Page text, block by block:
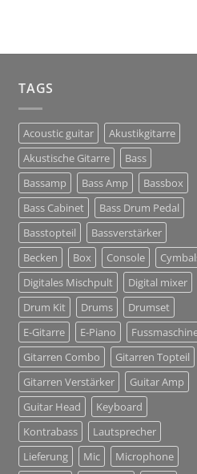
TAGS
Acoustic guitar
Akustikgitarre
Akustische Gitarre
Bass
Bassamp
Bass Amp
Bassbox
Bass Cabinet
Bass Drum Pedal
Basstopteil
Bassverstärker
Becken
Box Console
Digitales Mischpult
Digital mixer
Drum Kit
Drums
Drumset
E-Gitarre
E-Piano
Gitarren Combo
Gitarren Topteil
Gitarren Verstärker
Guitar Amp
Guitar Head
Keyboard
Kontrabass
Lautsprecher
Lieferung
Mic
Microphone